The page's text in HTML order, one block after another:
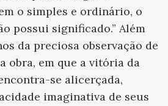
o simples e ordinário, o
possui significado.” Além
da preciosa observação de
obra, em que a vitória da
se alicerçada,
imaginativa de seus